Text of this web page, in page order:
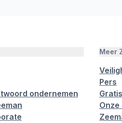
ondernemen
Meer
Pers
Onze